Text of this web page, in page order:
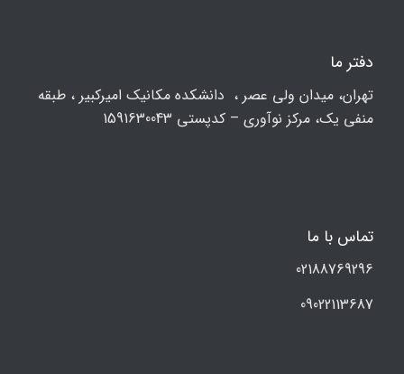
دفتر ما
تهران، ميدان ولي عصر ، دانشکده مكانيك امیرکبیر ، طبقه
منفی یک، مرکز نوآوری – کدپستی 1591630043
تماس با ما
02188769296
09022113687